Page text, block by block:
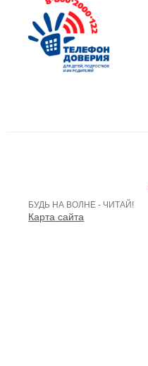
БУДЬ НА ВОЛНЕ - ЧИТАЙ!
Карта сайта